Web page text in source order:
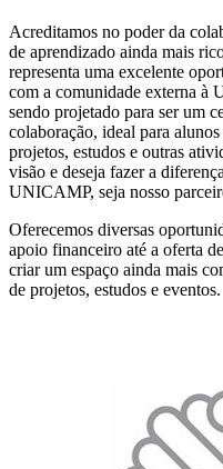
Acreditamos no poder da
de aprendizado ainda mais
representa uma excelente
com a comunidade externa à
sendo projetado para ser um
colaboração, ideal para
projetos, estudos e outras
visão e deseja fazer a
UNICAMP, seja nosso
Oferecemos diversas
apoio financeiro até a oferta
criar um espaço ainda mais
de projetos, estudos e eventos.